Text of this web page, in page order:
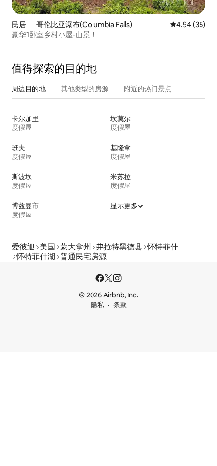
民居 ｜ 哥伦比亚瀑布(Columbia Falls) 平均评分
4.94 (35)
豪华1卧室乡村小屋-山景！
值得探索的目的地
周边目的地 其他类型的房源 附近的热门景点
卡尔加里
度假屋
坎莫尔
度假屋
班夫
度假屋
基隆拿
度假屋
斯波坎
度假屋
米苏拉
度假屋
博兹曼市
度假屋
显示更多
爱彼迎 美国 蒙大拿州 弗拉特黑德县 怀特菲什
怀特菲什湖 普通民宅房源
© 2026 Airbnb, Inc.
隐私
条款